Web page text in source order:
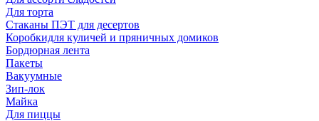
Для торта
Стаканы ПЭТ для десертов
Коробкидля куличей и пряничных домиков
Бордюрная лента
Пакеты
Вакуумные
Зип-лок
Майка
Для пиццы